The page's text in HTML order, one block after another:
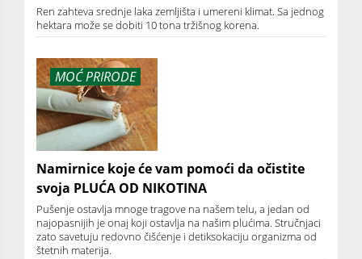
Ren zahteva srednje laka zemljišta i umereni klimat. Sa jednog
hektara može se dobiti 10 tona tržišnog korena.
MOĆ PRIRODE
Namirnice koje će vam pomoći da očistite
svoja PLUĆA OD NIKOTINA
Pušenje ostavlja mnoge tragove na našem telu, a jedan od
najopasnijih je onaj koji ostavlja na našim plućima. Stručnjaci
zato savetuju redovno čišćenje i detiksokaciju organizma od
štetnih materija.